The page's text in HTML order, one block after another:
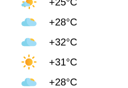
+28°C
+32°C
+31°C
+28°C